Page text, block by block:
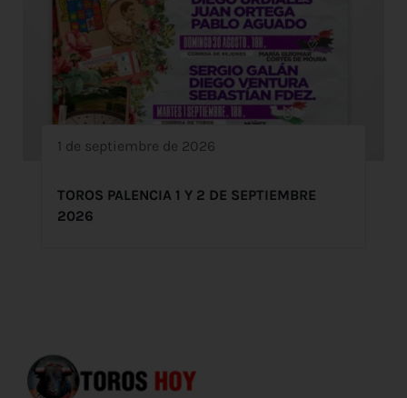
1 de septiembre de 2026
TOROS PALENCIA 1 Y 2 DE SEPTIEMBRE
2026